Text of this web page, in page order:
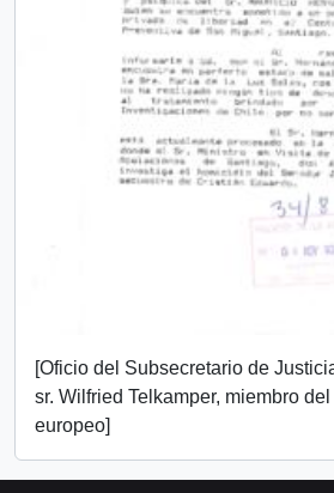
[Oficio del Subsecretario de
sr. Wilfried Telkamper, miembro
europeo]